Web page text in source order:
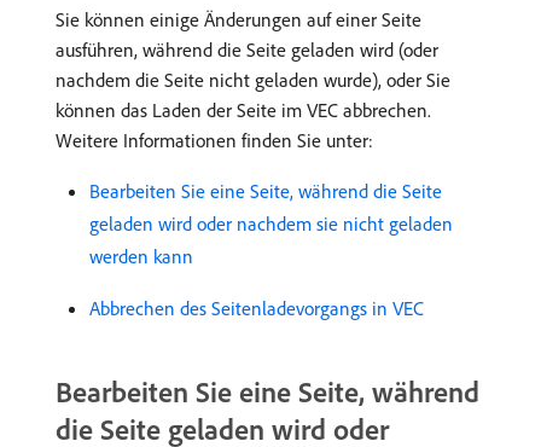
Sie können einige Änderungen auf einer Seite
ausführen, während die Seite geladen wird (oder
nachdem die Seite nicht geladen wurde), oder Sie
können das Laden der Seite im VEC abbrechen.
Weitere Informationen finden Sie unter:
Bearbeiten Sie eine Seite, während die Seite
geladen wird oder nachdem sie nicht geladen
werden kann
Abbrechen des Seitenladevorgangs in VEC
Bearbeiten Sie eine Seite, während
die Seite geladen wird oder